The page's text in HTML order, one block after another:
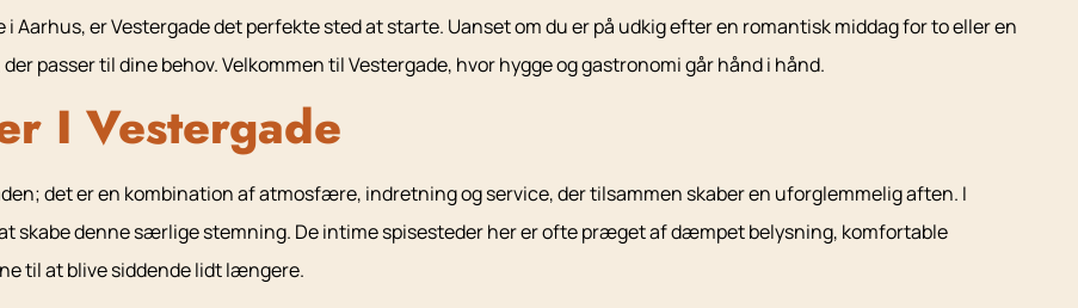
er Vestergade det perfekte sted at starte. Uanset om du er på udkig efter en romantisk middag for to eller en
passer til dine behov. Velkommen til Vestergade, hvor hygge og gastronomi går hånd i hånd.
I Vestergade
det er en kombination af atmosfære, indretning og service, der tilsammen skaber en uforglemmelig aften. I
skabe denne særlige stemning. De intime spisesteder her er ofte præget af dæmpet belysning, komfortable
til at blive siddende lidt længere.